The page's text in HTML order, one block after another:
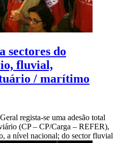
sectores do
fluvial,
/ marítimo
regista-se uma adesão total
(CP – CP/Carga – REFER),
a nível nacional; do sector fluvial